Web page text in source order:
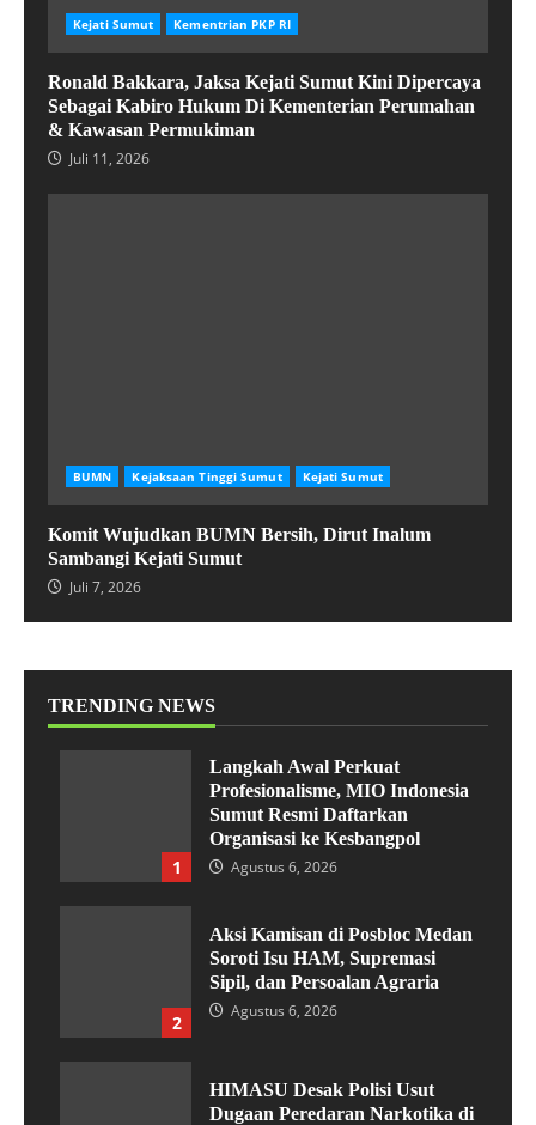
Kejati Sumut Kementrian PKP RI
Ronald Bakkara, Jaksa Kejati Sumut Kini Dipercaya
Sebagai Kabiro Hukum Di Kementerian Perumahan
& Kawasan Permukiman
Juli 11, 2026
BUMN Kejaksaan Tinggi Sumut Kejati Sumut
Komit Wujudkan BUMN Bersih, Dirut Inalum
Sambangi Kejati Sumut
Juli 7, 2026
TRENDING NEWS
1
Langkah Awal Perkuat
Profesionalisme, MIO Indonesia
Sumut Resmi Daftarkan
Organisasi ke Kesbangpol
Agustus 6, 2026
2
Aksi Kamisan di Posbloc Medan
Soroti Isu HAM, Supremasi
Sipil, dan Persoalan Agraria
Agustus 6, 2026
HIMASU Desak Polisi Usut
Dugaan Peredaran Narkotika di